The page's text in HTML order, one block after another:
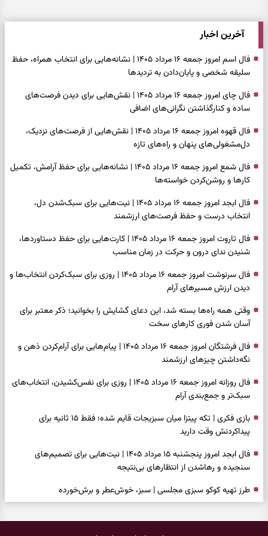
آخرین اخبار
فال اسم امروز جمعه ۱۶ مرداد ۱۴۰۵ | نشانه‌هایی برای انتخاب همراه، حفظ
سلیقه شخصی و پایان‌دادن به تردیدها
فال چای امروز جمعه ۱۶ مرداد ۱۴۰۵ | نقش‌هایی برای دیدن فرصت‌های
ساده و کنارگذاشتن نگرانی‌های اضافی
فال قهوه امروز جمعه ۱۶ مرداد ۱۴۰۵ | نقش‌هایی از فرصت‌های نزدیک،
دل‌مشغولی‌های پنهان و راه‌های تازه
فال شمع امروز جمعه ۱۶ مرداد ۱۴۰۵ | نشانه‌هایی برای حفظ آرامش، تکمیل
کارها و روشن‌کردن خواسته‌ها
فال ابجد امروز جمعه ۱۶ مرداد ۱۴۰۵ | نیت‌هایی برای سبک‌شدن دل،
انتخاب درست و حفظ فرصت‌های ارزشمند
فال تاروت امروز جمعه ۱۶ مرداد ۱۴۰۵ | کارت‌هایی برای حفظ دستاوردها،
شنیدن ندای درون و حرکت در زمان مناسب
فال سرنوشت امروز جمعه ۱۶ مرداد ۱۴۰۵ | روزی برای سبک‌کردن انتخاب‌ها و
دیدن ارزش مسیرهای آرام
وقتی همه راه‌ها بسته شد، این دعای گشایش را بخوانید؛ ذکر معتبر برای
آسان شدن فوری کارهای سخت
فال فرشتگان امروز جمعه ۱۶ مرداد ۱۴۰۵ | پیام‌هایی برای آرام‌کردن ذهن و
نگه‌داشتن چیزهای ارزشمند
فال روزانه امروز جمعه ۱۶ مرداد ۱۴۰۵ | روزی برای نفس‌کشیدن، انتخاب‌های
سبک‌تر و جمع‌بندی آرام
بازی فکری | تکه پیتزا میان سبزیجات قایم شده؛ فقط ۱۵ ثانیه برای
پیداکردنش وقت دارید
فال ابجد امروز پنجشنبه ۱۵ مرداد ۱۴۰۵ | نیت‌هایی برای تصمیم‌های
سنجیده و رهاشدن از انتظارهای بی‌نتیجه
طرز تهیه کوکو سبزی مجلسی | سبز، خوش‌عطر و برش‌خورده